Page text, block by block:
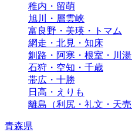
稚内・留萌
旭川・層雲峡
富良野・美瑛・トマム
網走・北見・知床
釧路・阿寒・根室・川
石狩・空知・千歳
帯広・十勝
日高・えりも
離島（利尻・礼文・天売
青森県